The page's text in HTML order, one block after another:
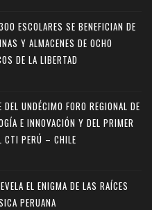
ESCOLARES SE BENEFICIAN DE
Y ALMACENES DE OCHO
DE LA LIBERTAD
DEL UNDÉCIMO FORO REGIONAL DE
E INNOVACIÓN Y DEL PRIMER
CTI PERÚ – CHILE
EL ENIGMA DE LAS RAÍCES
PERUANA